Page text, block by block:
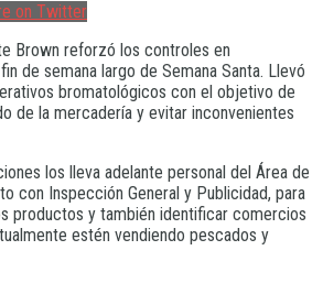
on Twitter
Brown reforzó los controles en
de semana largo de Semana Santa. Llevó
bromatológicos con el objetivo de
de la mercadería y evitar inconvenientes
los lleva adelante personal del Área de
con Inspección General y Publicidad, para
productos y también identificar comercios
estén vendiendo pescados y